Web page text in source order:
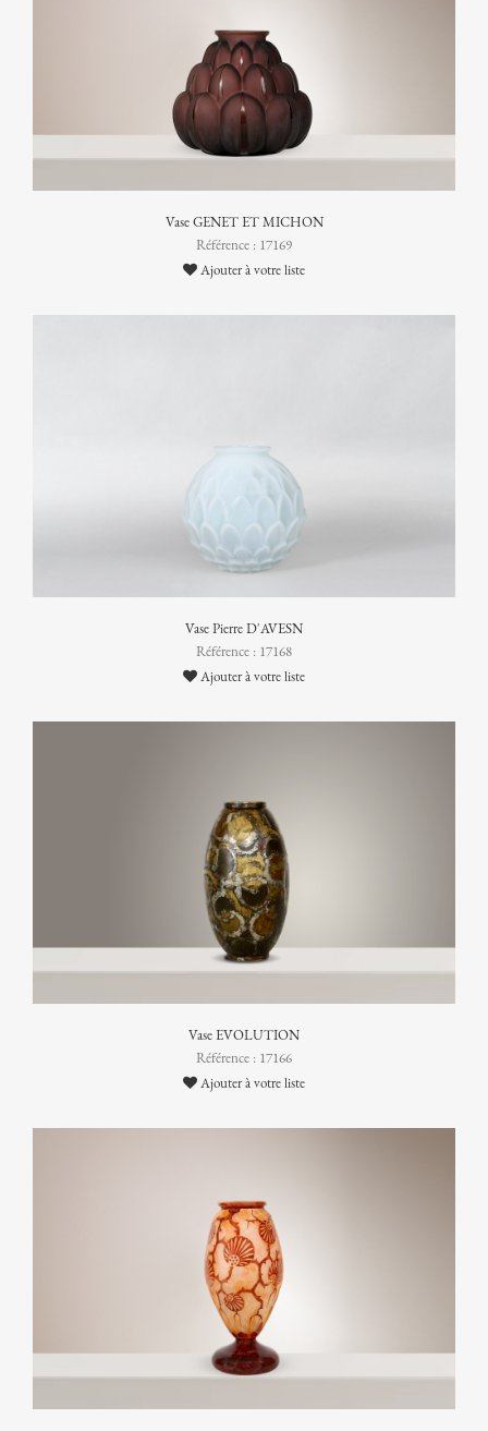
Vase GENET ET MICHON
Référence : 17169
Ajouter à votre liste
Vase Pierre D'AVESN
Référence : 17168
Ajouter à votre liste
Vase EVOLUTION
Référence : 17166
Ajouter à votre liste